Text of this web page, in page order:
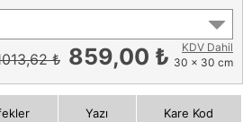
₺ 859,00 ₺
KDV Dahil
30 x 30 cm
Yazı Kare Kod